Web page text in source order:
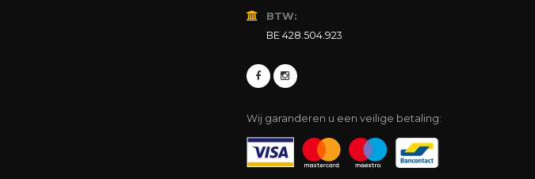
BTW:
BE 428.504.923
Wij garanderen u een veilige betaling: